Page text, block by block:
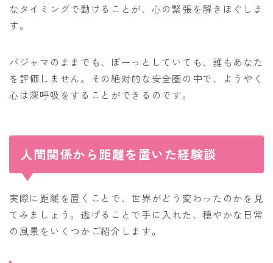
なタイミングで動けることが、心の緊張を解きほぐしま
す。
パジャマのままでも、ぼーっとしていても、誰もあなた
を評価しません。その絶対的な安全圏の中で、ようやく
心は深呼吸をすることができるのです。
人間関係から距離を置いた経験談
実際に距離を置くことで、世界がどう変わったのかを見
てみましょう。逃げることで手に入れた、穏やかな日常
の風景をいくつかご紹介します。